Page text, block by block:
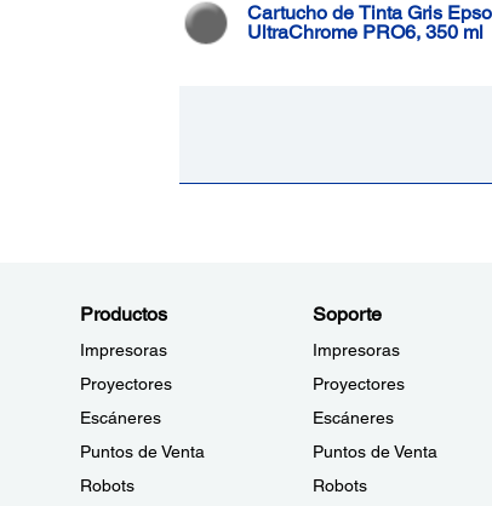
Cartucho de Tinta Gris
UltraChrome PRO6, 350 ml
Productos
Impresoras
Proyectores
Escáneres
Puntos de Venta
Robots
Soporte
Impresoras
Proyectores
Escáneres
Puntos de Venta
Robots